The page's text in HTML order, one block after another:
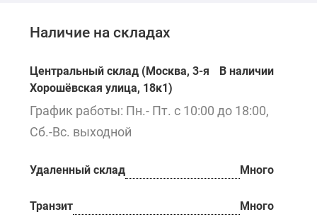
Наличие на складах
Центральный склад (Москва, 3-я
Хорошёвская улица, 18к1)
В наличии
График работы: Пн.- Пт. с 10:00 до 18:00,
Сб.-Вс. выходной
Удаленный склад Много
Транзит Много